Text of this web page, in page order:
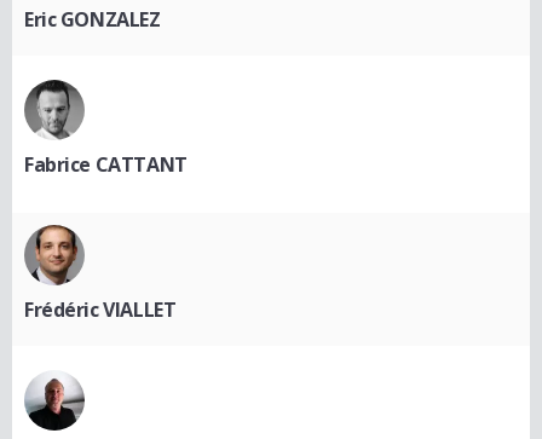
Eric GONZALEZ
Fabrice CATTANT
Frédéric VIALLET